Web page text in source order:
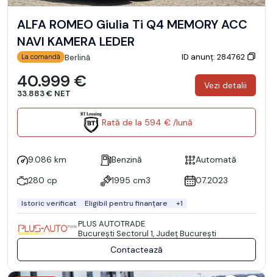
ALFA ROMEO Giulia Ti Q4 MEMORY ACC
NAVI KAMERA LEDER
La comandă Berlină ID anunț: 284762
40.999 €
33.883 € NET
Vezi detalii
Rată de la 594 € /lună
9.086 km Benzină
Automată
280 cp
1995 cm3 07.2023
Istoric verificat Eligibil pentru finanțare +1
PLUS AUTOTRADE
Bucureşti Sectorul 1, Județ București
Contactează